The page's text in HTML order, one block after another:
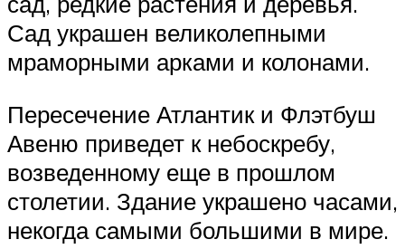
Сад украшен великолепными
мраморными арками и колонами.
Пересечение Атлантик и Флэтбуш
Авеню приведет к небоскребу,
возведенному еще в прошлом
столетии. Здание украшено часами,
некогда самыми большими в мире.